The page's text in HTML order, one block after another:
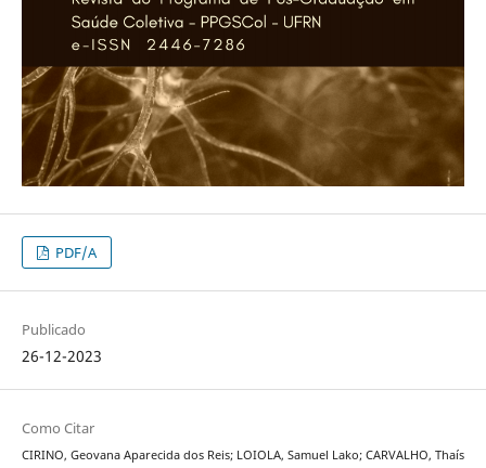
PDF/A
Publicado
26-12-2023
Como Citar
CIRINO, Geovana Aparecida dos Reis; LOIOLA, Samuel Lako; CARVALHO, Thaís